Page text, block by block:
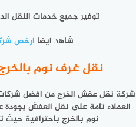
توفير جميع خدمات النقل
شاهد ايضا ارخص
نقل غرف نوم
شركة نقل عفش الخرج من افضل
العملاء تامة على نقل العفش
نوم بالخرج باحترافية حيث